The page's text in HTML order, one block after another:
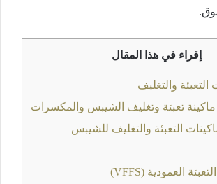
إقراء في هذا المقال
التعبئة والتغليف
ماكينة تعبئة وتغليف الشيبس والمكسرات
التعبئة والتغليف للشيبس